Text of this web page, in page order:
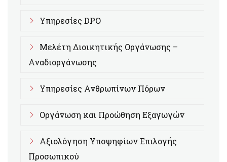
Υπηρεσίες DPO
Μελέτη Διοικητικής Οργάνωσης –
Αναδιοργάνωσης
Υπηρεσίες Ανθρωπίνων Πόρων
Οργάνωση και Προώθηση Εξαγωγών
Αξιολόγηση Υποψηφίων Επιλογής
Προσωπικού